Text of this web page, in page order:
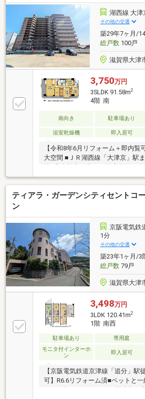
湖西線 大津
その他の交通
築29年7ヶ月/
総戸数100戸
滋賀県大津
3,750万円
3SLDK 91.58m2
4階 南
南向き 駐車場あり
浴室乾燥機
即入居可
【令和8年6月リフォーム＋即内覧
大空間 ■ＪＲ湖西線「大津京」駅
斎など多目的に使える納戸付き
ティアラ・ガーデンシティセントコ
ン
京阪電気鉄
1分
その他の交通
築23年1ヶ月/3
総戸数79戸
滋賀県大津
3,498万円
3LDK 120.41m2
1階 南西
駐車場あり 専用庭
モニタ付インターホ
ン
即入居可
【京阪電気鉄道京津線「追分」駅
可】R6.6リフォーム済■ペットと一